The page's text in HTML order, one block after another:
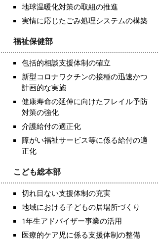
地球温暖化対策の取組の推進
実情に応じたごみ処理システムの構築
福祉保健部
包括的相談支援体制の確立
新型コロナワクチンの接種の迅速かつ
計画的な実施
健康寿命の延伸に向けたフレイル予防
対策の強化
介護給付の適正化
障がい福祉サービス等に係る給付の適
正化
こども総本部
切れ目ない支援体制の充実
地域における子どもの居場所づくり
1年生アドバイザー事業の活用
医療的ケア児に係る支援体制の整備